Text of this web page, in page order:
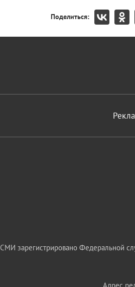
Поделиться:
СМИ зарегистрировано Федеральной